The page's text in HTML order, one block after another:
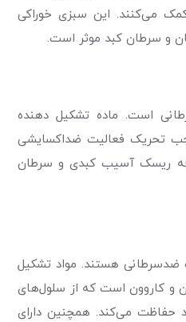
می‌کنند. این سبزی خوراکی
و سرطان کبد موثر است.
است. ماده تشکیل دهنده
تحریک فعالیت ضداکسایشی
ریسک آسیب کبدی و سرطان
ضدسرطانی هستند. مواد تشکیل
و کاروون است که از سلول‌های
حفاظت می‌کند. همچنین دارای